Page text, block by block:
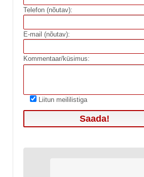
Telefon (nõutav):
E-mail (nõutav):
Kommentaar/küsimus:
Liitun meililistiga